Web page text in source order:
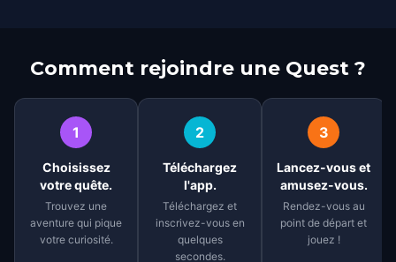
Comment rejoindre une Quest ?
1
Choisissez
votre quête.
Trouvez une
aventure qui pique
votre curiosité.
2
Téléchargez
l'app.
Téléchargez et
inscrivez-vous en
quelques
secondes.
3
Lancez-vous et
amusez-vous.
Rendez-vous au
point de départ et
jouez !